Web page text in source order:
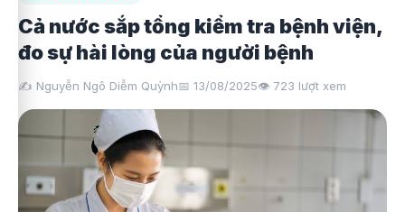
Cả nước sắp tổng kiểm tra bệnh viện,
đo sự hài lòng của người bệnh
✍️ Nguyễn Ngô Diễm Quỳnh📅 13/08/2025👁️ 723 lượt xem